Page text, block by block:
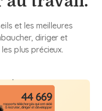
et les meilleures
diriger et
plus précieux.